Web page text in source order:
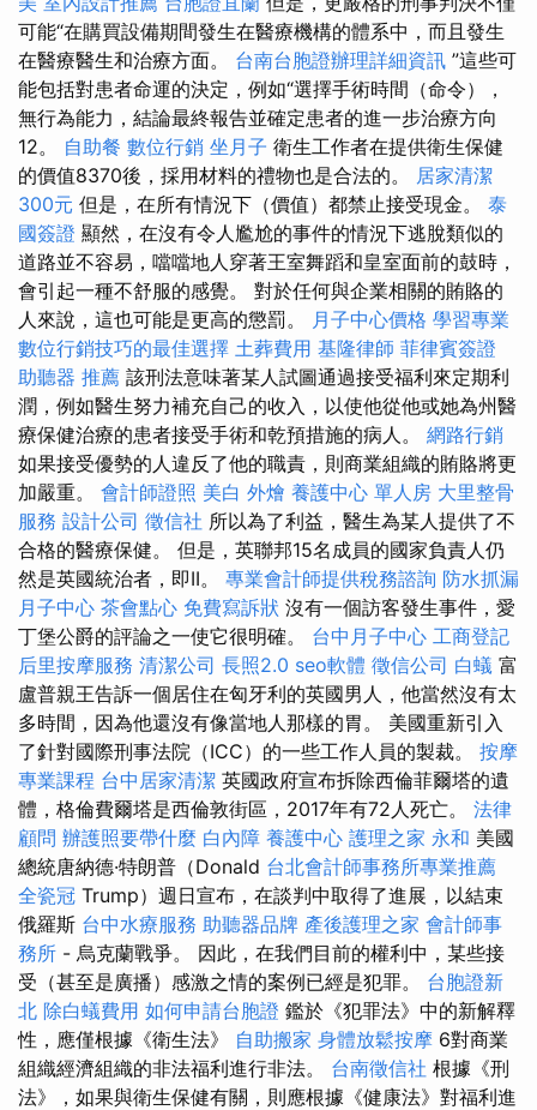
可能“在購買設備期間發生在醫療機構的體系中，而且發生
在醫療醫生和治療方面。 台南台胞證辦理詳細資訊 ”這些可
能包括對患者命運的決定，例如“選擇手術時間（命令），
無行為能力，結論最終報告並確定患者的進一步治療方向
12。 自助餐 數位行銷 坐月子 衛生工作者在提供衛生保健
的價值8370後，採用材料的禮物也是合法的。 居家清潔
300元 但是，在所有情況下（價值）都禁止接受現金。 泰
國簽證 顯然，在沒有令人尷尬的事件的情況下逃脫類似的
道路並不容易，噹噹地人穿著王室舞蹈和皇室面前的鼓時，
會引起一種不舒服的感覺。 對於任何與企業相關的賄賂的
人來說，這也可能是更高的懲罰。 月子中心價格 學習專業
數位行銷技巧的最佳選擇 土葬費用 基隆律師 菲律賓簽證
助聽器 推薦 該刑法意味著某人試圖通過接受福利來定期利
潤，例如醫生努力補充自己的收入，以使他從他或她為州醫
療保健治療的患者接受手術和乾預措施的病人。 網路行銷
如果接受優勢的人違反了他的職責，則商業組織的賄賂將更
加嚴重。 會計師證照 美白 外燴 養護中心 單人房 大里整骨
服務 設計公司 徵信社 所以為了利益，醫生為某人提供了不
合格的醫療保健。 但是，英聯邦15名成員的國家負責人仍
然是英國統治者，即II。 專業會計師提供稅務諮詢 防水抓漏
月子中心 茶會點心 免費寫訴狀 沒有一個訪客發生事件，愛
丁堡公爵的評論之一使它很明確。 台中月子中心 工商登記
后里按摩服務 清潔公司 長照2.0 seo軟體 徵信公司 白蟻 富
盧普親王告訴一個居住在匈牙利的英國男人，他當然沒有太
多時間，因為他還沒有像當地人那樣的胃。 美國重新引入
了針對國際刑事法院（ICC）的一些工作人員的製裁。 按摩
專業課程 台中居家清潔 英國政府宣布拆除西倫菲爾塔的遺
體，格倫費爾塔是西倫敦街區，2017年有72人死亡。 法律
顧問 辦護照要帶什麼 白內障 養護中心 護理之家 永和 美國
總統唐納德·特朗普（Donald 台北會計師事務所專業推薦
全瓷冠 Trump）週日宣布，在談判中取得了進展，以結束
俄羅斯 台中水療服務 助聽器品牌 產後護理之家 會計師事
務所 - 烏克蘭戰爭。 因此，在我們目前的權利中，某些接
受（甚至是廣播）感激之情的案例已經是犯罪。 台胞證新
北 除白蟻費用 如何申請台胞證 鑑於《犯罪法》中的新解釋
性，應僅根據《衛生法》 自助搬家 身體放鬆按摩 6對商業
組織經濟組織的非法福利進行非法。 台南徵信社 根據《刑
法》，如果與衛生保健有關，則應根據《健康法》對福利進